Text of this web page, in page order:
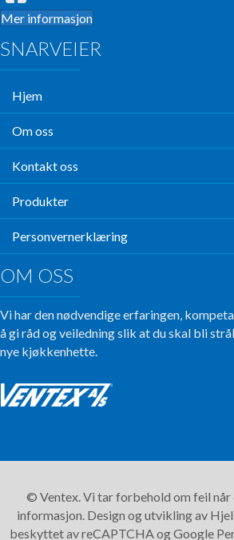
Mer informasjon
SNARVEIER
Hjem
Om oss
Kontakt oss
Produkter
Personvernerklæring
OM OSS
Vi har den nødvendige erfaringen,
å gi råd og veiledning slik at du skal bli
nye kjøkkenhette.
© Ventex. Vi tar forbehold om feil når
informasjon. Design og utvikling av
beskyttet av reCAPTCHA og Google